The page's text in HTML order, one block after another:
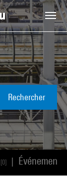
Rechercher
[0] Événements